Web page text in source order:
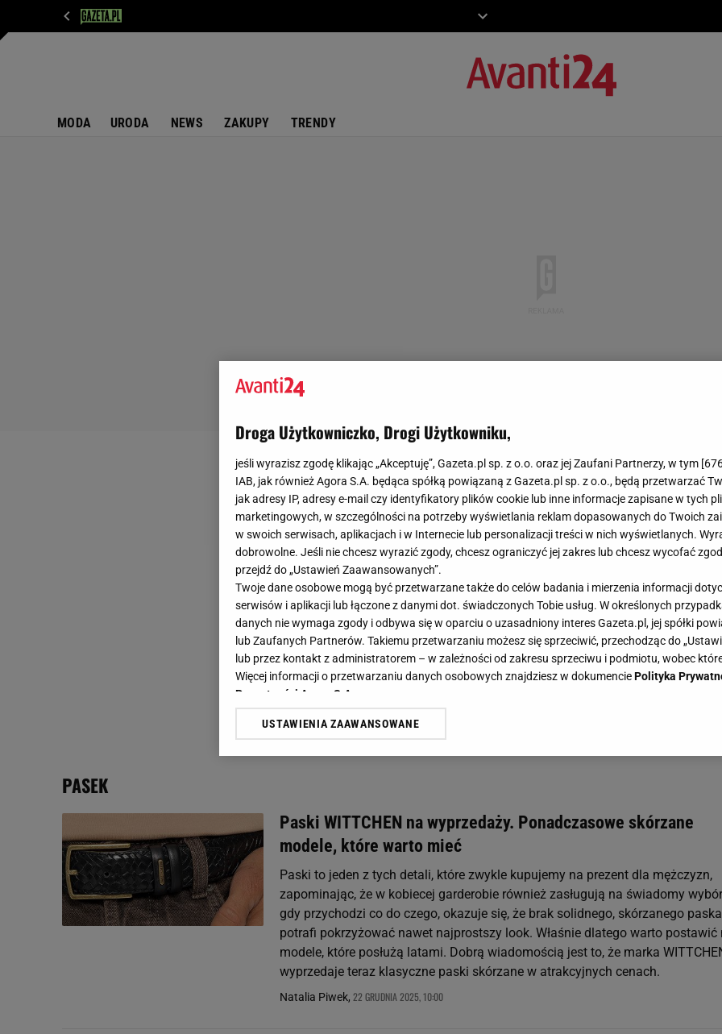
MODA URODA NEWS ZAKUPY TRENDY
PASEK
Paski WITTCHEN na wyprzedaży. Ponadczasowe skórzane
modele, które warto mieć
Paski to jeden z tych detali, które zwykle kupujemy na prezent dla mężczyzn,
zapominając, że w kobiecej garderobie również zasługują na świadomy
gdy przychodzi co do czego, okazuje się, że brak solidnego, skórzanego paska
potrafi pokrzyżować nawet najprostszy look. Właśnie dlatego warto postawić
modele, które posłużą latami. Dobrą wiadomością jest to, że marka
wyprzedaje teraz klasyczne paski skórzane w atrakcyjnych cenach.
Natalia Piwek, 22 GRUDNIA 2025, 10:00
Droga Użytkowniczko, Drogi Użytkowniku,
jeśli wyrazisz zgodę klikając „Akceptuję”, Gazeta.pl sp. z o.o. oraz jej Zaufani Partnerzy, w tym [
IAB, jak również Agora S.A. będąca spółką powiązaną z Gazeta.pl sp. z o.o., będą przetwarzać
jak adresy IP, adresy e-mail czy identyfikatory plików cookie lub inne informacje zapisane w tych
marketingowych, w szczególności na potrzeby wyświetlania reklam dopasowanych do Twoich
w swoich serwisach, aplikacjach i w Internecie lub personalizacji treści w nich wyświetlanych.
dobrowolne. Jeśli nie chcesz wyrazić zgody, chcesz ograniczyć jej zakres lub chcesz wycofać
przejdź do „Ustawień Zaawansowanych”.
Twoje dane osobowe mogą być przetwarzane także do celów badania i mierzenia informacji
serwisów i aplikacji lub łączone z danymi dot. świadczonych Tobie usług. W określonych
danych nie wymaga zgody i odbywa się w oparciu o uzasadniony interes Gazeta.pl, jej spółki
lub Zaufanych Partnerów. Takiemu przetwarzaniu możesz się sprzeciwić, przechodząc do
lub przez kontakt z administratorem – w zależności od zakresu sprzeciwu i podmiotu, wobec
Więcej informacji o przetwarzaniu danych osobowych znajdziesz w dokumenciePolityka
Prywatności Agora S.A.
Klikając „Akceptuję” wyrażasz też zgodę na zainstalowanie i przechowywanie plików cookie
My, nasi Zaufani Partnerzy i Agora S.A. możemy przetwarzać dane osobowe w następujących
Użycie dokładnych danych geolokalizacyjnych. Aktywne skanowanie charakterystyki urządzenia
Przechowywanie informacji na urządzeniu lub dostęp do nich. Spersonalizowane reklamy i treści,
badnie odbiorców i ulepszanie usług.
Lista Zaufanych Partnerów
USTAWIENIA ZAAWANSOWANE